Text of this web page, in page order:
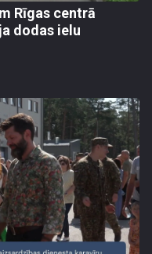
Rīgas centrā
dodas ielu